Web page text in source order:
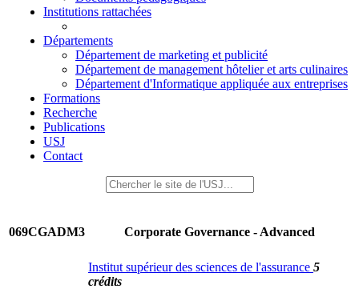
Institutions rattachées
Départements
Département de marketing et publicité
Département de management hôtelier et arts culinaires
Département d'Informatique appliquée aux entreprises
Formations
Recherche
Publications
USJ
Contact
069CGADM3 Corporate Governance - Advanced
Institut supérieur des sciences de l'assurance 5
crédits